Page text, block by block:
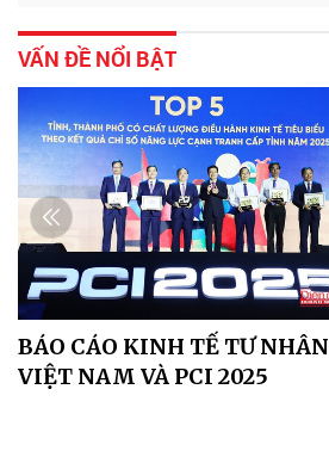
VẤN ĐỀ NỔI BẬT
BÁO CÁO KINH TẾ TƯ NHÂN
VIỆT NAM VÀ PCI 2025